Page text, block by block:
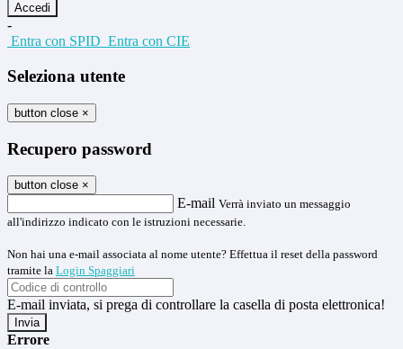
-
Entra con SPID Entra con CIE
Seleziona utente
button close ×
Recupero password
button close ×
E-mail Verrà inviato un messaggio
all'indirizzo indicato con le istruzioni necessarie.
Non hai una e-mail associata al nome utente? Effettua il reset della password
tramite la Login Spaggiari
E-mail inviata, si prega di controllare la casella di posta elettronica!
Errore